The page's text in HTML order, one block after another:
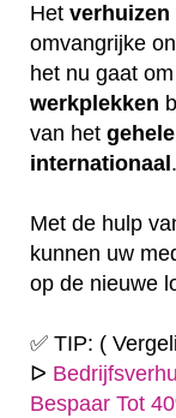
Het verhuizen
omvangrijke
het nu gaat
werkplekken
van het gehele
internationaal .
Met de hulp
kunnen uw
op de nieuwe
✅ TIP: (
ᐅ
Bespaar Tot